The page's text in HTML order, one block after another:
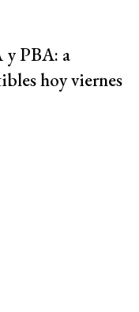
y PBA: a
hoy viernes